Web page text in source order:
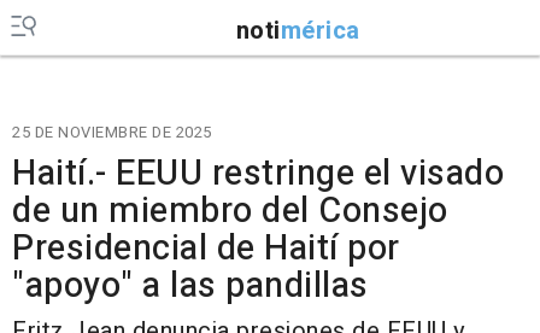
notimérica
25 DE NOVIEMBRE DE 2025
Haití.- EEUU restringe el visado
de un miembro del Consejo
Presidencial de Haití por
"apoyo" a las pandillas